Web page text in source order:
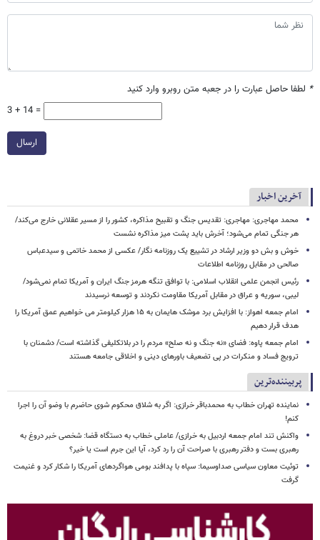
* لطفا حاصل عبارت را در جعبه متن روبرو وارد کنید
3 + 14 =
ارسال
آخرین اخبار
محمد مهاجری: مهاجری: تقدیس جنگ و تقبیح مذاکره، کشور را از مسیر عقلانی خارج می‌کند/
هر جنگی تمام می‌شود؛ آخرش باید پشت میز مذاکره نشست
خوش و بش دو وزیر ارشاد در تشییع یک روزنامه نگار/ عکسی از محمد خاتمی و سیدعباس
صالحی در مقابل روزنامه اطلاعات
رئیس انجمن علمی انقلاب اسلامی: با توافق تنگه هرمز جنگ ایران و آمریکا تمام نمی‌شود/
لیبی، سوریه و عراق در مقابل آمریکا مقاومت نکردند و توسعه نرسیدند
امام‌ جمعه اهواز: با افزایش برد موشک هایمان به ۱۵ هزار کیلومتر می خواهیم عمق آمریکا را
هدف قرار دهیم
امام جمعه پاوه: فضای «نه جنگ و نه صلح» مردم را در بلاتکلیفی گذاشته است/ دشمنان با
ترویج فساد و منکرات در پی تضعیف باورهای دینی و اخلاقی جامعه هستند
پربیننده‌ترین
نماینده تهران خطاب به محمدباقر خرازی: اگر به شلاق محکوم شوی حاضرم با وضو آن را اجرا
کنم!
واکنش تند امام جمعه اردبیل به خرازی/ عاملی خطاب به دستگاه قضا: شخصی خبر دروغ به
رهبری بست و دفتر رهبری با صراحت آن را رد کرد، آیا این جرم است یا خیر؟
توئیت معاون سیاسی صداوسیما: سپاه با پدافند بومی هواگردهای آمریکا را شکار کرد و غنیمت
گرفت